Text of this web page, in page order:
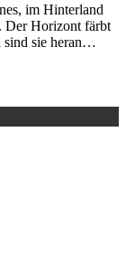
im Hinterland
Der Horizont färbt
sind sie heran…